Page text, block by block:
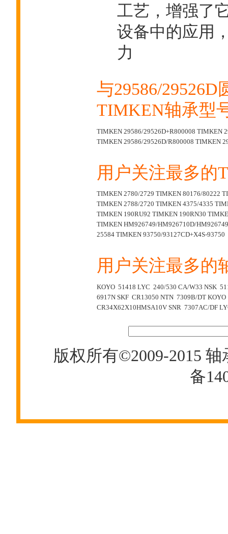
工艺，增强了
设备中的应用
力
与29586/
TIMKEN轴承型
TIMKEN 29586/29526D+R800008 TIMKEN
TIMKEN 29586/29526D/R800008 TIMKEN
用户关注最多的
TIMKEN 2780/2729 TIMKEN 80176/80222
TIMKEN 2788/2720 TIMKEN 4375/4335
TIMKEN 190RU92 TIMKEN 190RN30
TIMKEN HM926749/HM926710D/
25584 TIMKEN 93750/93127CD+X4S-93750
用户关注最多的
KOYO 51418 LYC 240/530 CA/W33 NSK
6917N SKF CR13050 NTN 7309B/DT
CR34X62X10HMSA10V SNR 7307AC/DF
版权所有©2009-2015 轴
备